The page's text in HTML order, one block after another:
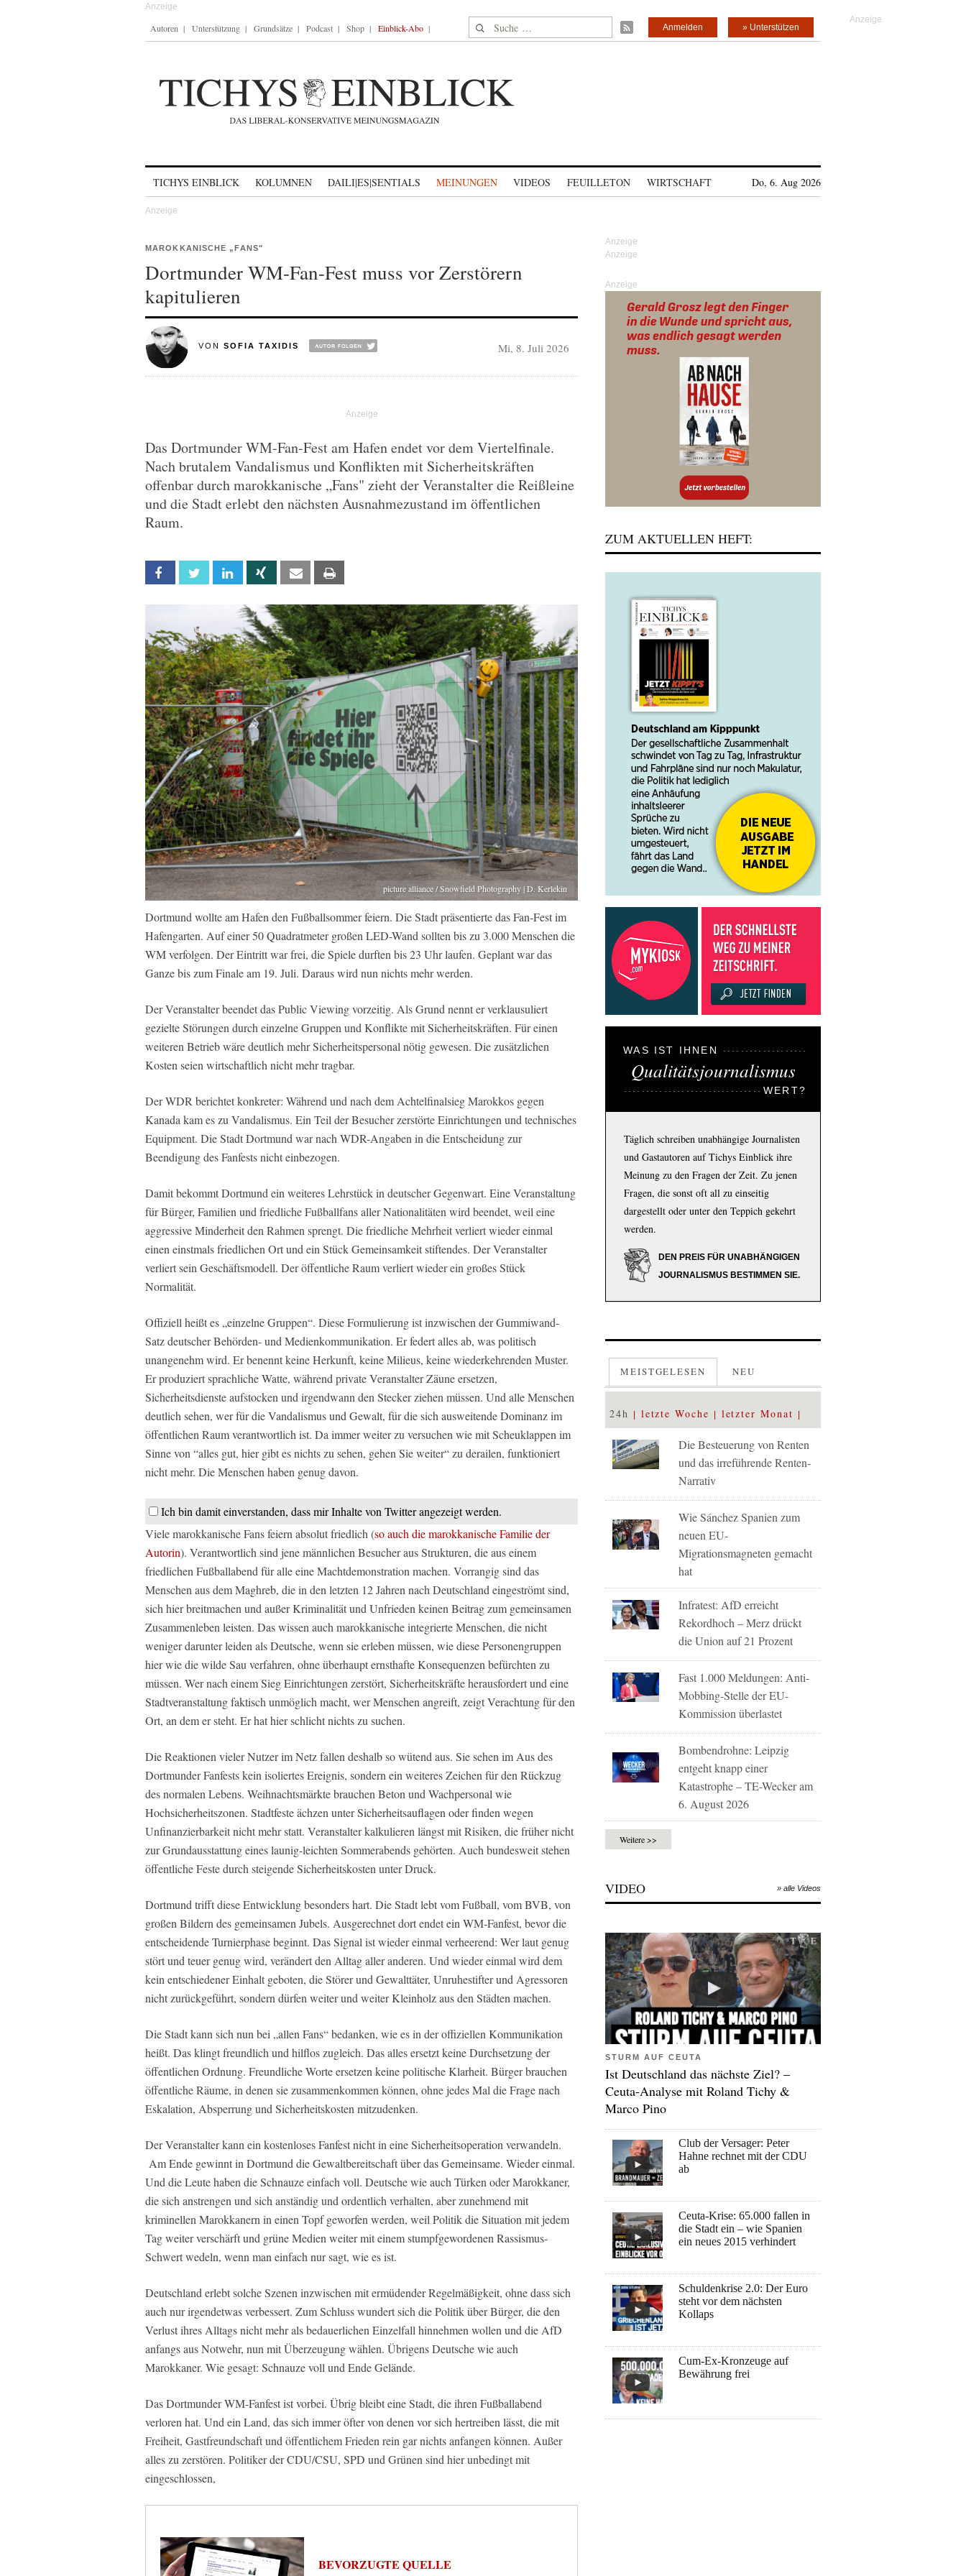
Autoren Unterstützung Grundsätze Podcast Shop Einblick-Abo Suche nach: » Unterstützen
Anmelden
TICHYS EINBLICK KOLUMNEN DAILI|ES|SENTIALS MEINUNGEN VIDEOS FEUILLETON WIRTSCHAFT Do, 6. Aug 2026
MAROKKANISCHE „FANS"
Dortmunder WM-Fan-Fest muss vor Zerstörern
kapitulieren
VON SOFIA TAXIDIS Mi, 8. Juli 2026
Das Dortmunder WM-Fan-Fest am Hafen endet vor dem Viertelfinale.
Nach brutalem Vandalismus und Konflikten mit Sicherheitskräften
offenbar durch marokkanische „Fans" zieht der Veranstalter die Reißleine
und die Stadt erlebt den nächsten Ausnahmezustand im öffentlichen
Raum.
Facebook Twitter Linkedin Xing Email
picture alliance / Snowfield Photography | D. Kerlekin
Dortmund wollte am Hafen den Fußballsommer feiern. Die Stadt präsentierte das Fan-Fest im
Hafengarten. Auf einer 50 Quadratmeter großen LED-Wand sollten bis zu 3.000 Menschen die
WM verfolgen. Der Eintritt war frei, die Spiele durften bis 23 Uhr laufen. Geplant war das
Ganze bis zum Finale am 19. Juli. Daraus wird nun nichts mehr werden.
Der Veranstalter beendet das Public Viewing vorzeitig. Als Grund nennt er verklausuliert
gezielte Störungen durch einzelne Gruppen und Konflikte mit Sicherheitskräften. Für einen
weiteren Betrieb wäre deutlich mehr Sicherheitspersonal nötig gewesen. Die zusätzlichen
Kosten seien wirtschaftlich nicht mehr tragbar.
Der WDR berichtet konkreter: Während und nach dem Achtelfinalsieg Marokkos gegen
Kanada kam es zu Vandalismus. Ein Teil der Besucher zerstörte Einrichtungen und technisches
Equipment. Die Stadt Dortmund war nach WDR-Angaben in die Entscheidung zur
Beendigung des Fanfests nicht einbezogen.
Damit bekommt Dortmund ein weiteres Lehrstück in deutscher Gegenwart. Eine Veranstaltung
für Bürger, Familien und friedliche Fußballfans aller Nationalitäten wird beendet, weil eine
aggressive Minderheit den Rahmen sprengt. Die friedliche Mehrheit verliert wieder einmal
einen einstmals friedlichen Ort und ein Stück Gemeinsamkeit stiftendes. Der Veranstalter
verliert sein Geschäftsmodell. Der öffentliche Raum verliert wieder ein großes Stück
Normalität.
Offiziell heißt es „einzelne Gruppen“. Diese Formulierung ist inzwischen der Gummiwand-
Satz deutscher Behörden- und Medienkommunikation. Er federt alles ab, was politisch
unangenehm wird. Er benennt keine Herkunft, keine Milieus, keine wiederkehrenden Muster.
Er produziert sprachliche Watte, während private Veranstalter Zäune ersetzen,
Sicherheitsdienste aufstocken und irgendwann den Stecker ziehen müssen. Und alle Menschen
deutlich sehen, wer für die Vandalismus und Gewalt, für die sich ausweitende Dominanz im
öffentlichen Raum verantwortlich ist. Da immer weiter zu versuchen wie mit Scheuklappen im
Sinne von “alles gut, hier gibt es nichts zu sehen, gehen Sie weiter“ zu derailen, funktioniert
nicht mehr. Die Menschen haben genug davon.
Ich bin damit einverstanden, dass mir Inhalte von Twitter angezeigt werden.
Viele marokkanische Fans feiern absolut friedlich (so auch die marokkanische Familie der
Autorin). Verantwortlich sind jene männlichen Besucher aus Strukturen, die aus einem
friedlichen Fußballabend für alle eine Machtdemonstration machen. Vorrangig sind das
Menschen aus dem Maghreb, die in den letzten 12 Jahren nach Deutschland eingeströmt sind,
sich hier breitmachen und außer Kriminalität und Unfrieden keinen Beitrag zum gemeinsamen
Zusammenleben leisten. Das wissen auch marokkanische integrierte Menschen, die nicht
weniger darunter leiden als Deutsche, wenn sie erleben müssen, wie diese Personengruppen
hier wie die wilde Sau verfahren, ohne überhaupt ernsthafte Konsequenzen befürchten zu
müssen. Wer nach einem Sieg Einrichtungen zerstört, Sicherheitskräfte herausfordert und eine
Stadtveranstaltung faktisch unmöglich macht, wer Menschen angreift, zeigt Verachtung für den
Ort, an dem er steht. Er hat hier schlicht nichts zu suchen.
Die Reaktionen vieler Nutzer im Netz fallen deshalb so wütend aus. Sie sehen im Aus des
Dortmunder Fanfests kein isoliertes Ereignis, sondern ein weiteres Zeichen für den Rückzug
des normalen Lebens. Weihnachtsmärkte brauchen Beton und Wachpersonal wie
Hochsicherheitszonen. Stadtfeste ächzen unter Sicherheitsauflagen oder finden wegen
Unfinanzierbarkeit nicht mehr statt. Veranstalter kalkulieren längst mit Risiken, die früher nicht
zur Grundausstattung eines launig-leichten Sommerabends gehörten. Auch bundesweit stehen
öffentliche Feste durch steigende Sicherheitskosten unter Druck.
Dortmund trifft diese Entwicklung besonders hart. Die Stadt lebt vom Fußball, vom BVB, von
großen Bildern des gemeinsamen Jubels. Ausgerechnet dort endet ein WM-Fanfest, bevor die
entscheidende Turnierphase beginnt. Das Signal ist wieder einmal verheerend: Wer laut genug
stört und teuer genug wird, verändert den Alltag aller anderen. Und wieder einmal wird dem
kein entschiedener Einhalt geboten, die Störer und Gewalttäter, Unruhestifter und Agressoren
nicht zurückgeführt, sondern dürfen weiter und weiter Kleinholz aus den Städten machen.
Die Stadt kann sich nun bei „allen Fans“ bedanken, wie es in der offiziellen Kommunikation
heißt. Das klingt freundlich und hilflos zugleich. Das alles ersetzt keine Durchsetzung der
öffentlichen Ordnung. Freundliche Worte ersetzen keine politische Klarheit. Bürger brauchen
öffentliche Räume, in denen sie zusammenkommen können, ohne jedes Mal die Frage nach
Eskalation, Absperrung und Sicherheitskosten mitzudenken.
Der Veranstalter kann ein kostenloses Fanfest nicht in eine Sicherheitsoperation verwandeln.
Am Ende gewinnt in Dortmund die Gewaltbereitschaft über das Gemeinsame. Wieder einmal.
Und die Leute haben die Schnauze einfach voll. Deutsche wie auch Türken oder Marokkaner,
die sich anstrengen und sich anständig und ordentlich verhalten, aber zunehmend mit
kriminellen Marokkanern in einen Topf geworfen werden, weil Politik die Situation mit jedem
Tag weiter verschärft und grüne Medien weiter mit einem stumpfgewordenen Rassismus-
Schwert wedeln, wenn man einfach nur sagt, wie es ist.
Deutschland erlebt solche Szenen inzwischen mit ermüdender Regelmäßigkeit, ohne dass sich
auch nur irgendetwas verbessert. Zum Schluss wundert sich die Politik über Bürger, die den
Verlust ihres Alltags nicht mehr als bedauerlichen Einzelfall hinnehmen wollen und die AfD
anfangs aus Notwehr, nun mit Überzeugung wählen. Übrigens Deutsche wie auch
Marokkaner. Wie gesagt: Schnauze voll und Ende Gelände.
Das Dortmunder WM-Fanfest ist vorbei. Übrig bleibt eine Stadt, die ihren Fußballabend
verloren hat. Und ein Land, das sich immer öfter von denen vor sich hertreiben lässt, die mit
Freiheit, Gastfreundschaft und öffentlichem Frieden rein gar nichts anfangen können. Außer
alles zu zerstören. Politiker der CDU/CSU, SPD und Grünen sind hier unbedingt mit
eingeschlossen,
BEVORZUGTE QUELLE
Anzeige
ZUM AKTUELLEN HEFT:
WAS IST IHNEN
Qualitätsjournalismus
WERT?
Täglich schreiben unabhängige Journalisten
und Gastautoren auf Tichys Einblick ihre
Meinung zu den Fragen der Zeit. Zu jenen
Fragen, die sonst oft all zu einseitig
dargestellt oder unter den Teppich gekehrt
werden.
DEN PREIS FÜR UNABHÄNGIGEN
JOURNALISMUS BESTIMMEN SIE.
MEISTGELESEN NEU
24h letzte Woche letzter Monat
Die Besteuerung von Renten
und das irreführende Renten-
Narrativ
Wie Sánchez Spanien zum
neuen EU-
Migrationsmagneten gemacht
hat
Infratest: AfD erreicht
Rekordhoch – Merz drückt
die Union auf 21 Prozent
Fast 1.000 Meldungen: Anti-
Mobbing-Stelle der EU-
Kommission überlastet
Bombendrohne: Leipzig
entgeht knapp einer
Katastrophe – TE-Wecker am
6. August 2026
Weitere >>
VIDEO » alle Videos
STURM AUF CEUTA
Ist Deutschland das nächste Ziel? –
Ceuta-Analyse mit Roland Tichy &
Marco Pino
Club der Versager: Peter
Hahne rechnet mit der CDU
ab
Ceuta-Krise: 65.000 fallen in
die Stadt ein – wie Spanien
ein neues 2015 verhindert
Schuldenkrise 2.0: Der Euro
steht vor dem nächsten
Kollaps
Cum-Ex-Kronzeuge auf
Bewährung frei